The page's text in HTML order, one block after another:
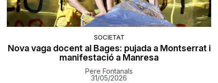
SOCIETAT
Nova vaga docent al Bages: pujada a Montserrat i
manifestació a Manresa
Pere Fontanals
31/05/2026